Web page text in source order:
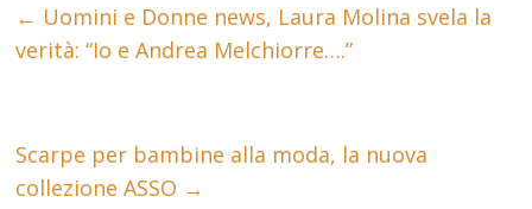
← Uomini e Donne news, Laura Molina svela la
verità: “Io e Andrea Melchiorre….”
Scarpe per bambine alla moda, la nuova
collezione ASSO →